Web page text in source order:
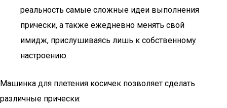
реальность самые сложные идеи выполнения
прически, а также ежедневно менять свой
имидж, прислушиваясь лишь к собственному
настроению.
Машинка для плетения косичек позволяет сделать
различные прически: